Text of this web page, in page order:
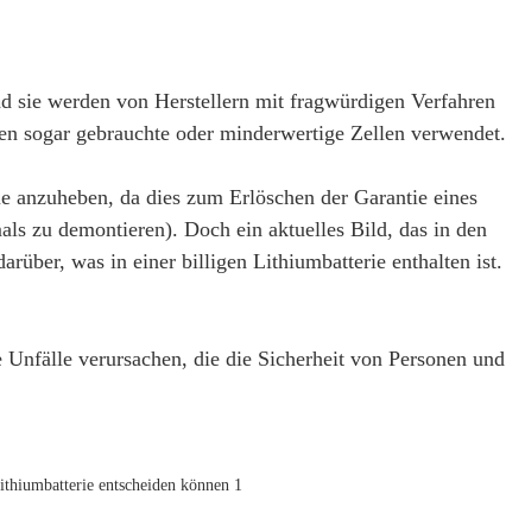
sie werden von Herstellern mit fragwürdigen Verfahren
sogar gebrauchte oder minderwertige Zellen verwendet.
da dies zum Erlöschen der Garantie eines
zu demontieren). Doch ein aktuelles Bild, das in den
was in einer billigen Lithiumbatterie enthalten ist.
verursachen, die die Sicherheit von Personen und